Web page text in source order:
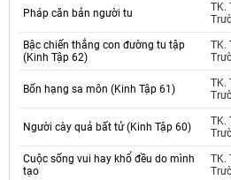
Pháp căn bản người tu
TK.
Bậc chiến thắng con đường tu tập
(Kinh Tập 62)
TK.
Bốn hạng sa môn (Kinh Tập 61)
TK.
Người cày quả bất tử (Kinh Tập 60)
TK.
Cuộc sống vui hay khổ đều do mình
tạo
TK.